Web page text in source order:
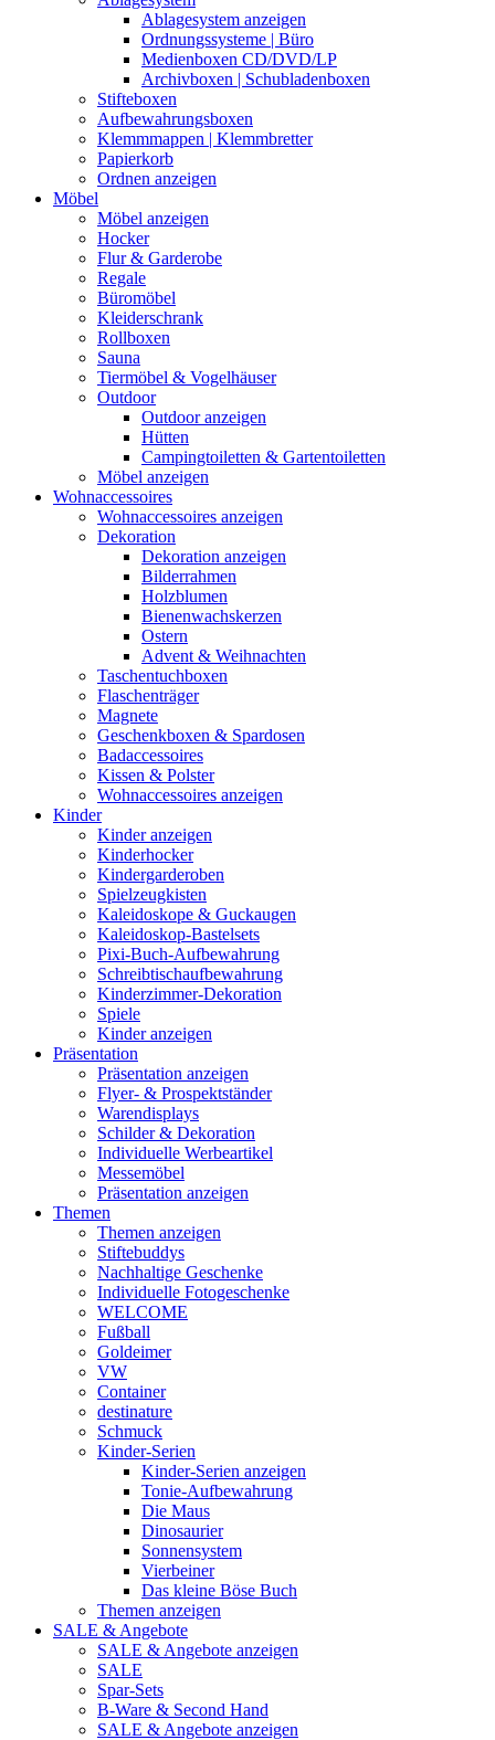
Ablagesystem anzeigen
Ordnungssysteme | Büro
Medienboxen CD/DVD/LP
Archivboxen | Schubladenboxen
Stifteboxen
Aufbewahrungsboxen
Klemmmappen | Klemmbretter
Papierkorb
Ordnen anzeigen
Möbel
Möbel anzeigen
Hocker
Flur & Garderobe
Regale
Büromöbel
Kleiderschrank
Rollboxen
Sauna
Tiermöbel & Vogelhäuser
Outdoor
Outdoor anzeigen
Hütten
Campingtoiletten & Gartentoiletten
Möbel anzeigen
Wohnaccessoires
Wohnaccessoires anzeigen
Dekoration
Dekoration anzeigen
Bilderrahmen
Holzblumen
Bienenwachskerzen
Ostern
Advent & Weihnachten
Taschentuchboxen
Flaschenträger
Magnete
Geschenkboxen & Spardosen
Badaccessoires
Kissen & Polster
Wohnaccessoires anzeigen
Kinder
Kinder anzeigen
Kinderhocker
Kindergarderoben
Spielzeugkisten
Kaleidoskope & Guckaugen
Kaleidoskop-Bastelsets
Pixi-Buch-Aufbewahrung
Schreibtischaufbewahrung
Kinderzimmer-Dekoration
Spiele
Kinder anzeigen
Präsentation
Präsentation anzeigen
Flyer- & Prospektständer
Warendisplays
Schilder & Dekoration
Individuelle Werbeartikel
Messemöbel
Präsentation anzeigen
Themen
Themen anzeigen
Stiftebuddys
Nachhaltige Geschenke
Individuelle Fotogeschenke
WELCOME
Fußball
Goldeimer
VW
Container
destinature
Schmuck
Kinder-Serien
Kinder-Serien anzeigen
Tonie-Aufbewahrung
Die Maus
Dinosaurier
Sonnensystem
Vierbeiner
Das kleine Böse Buch
Themen anzeigen
SALE & Angebote
SALE & Angebote anzeigen
SALE
Spar-Sets
B-Ware & Second Hand
SALE & Angebote anzeigen